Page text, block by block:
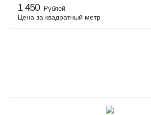
1 450 Рублей
Цена за квадратный метр